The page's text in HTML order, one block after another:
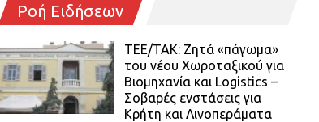
Ροή Ειδήσεων
ΤΕΕ/ΤΑΚ: Ζητά «πάγωμα»
του νέου Χωροταξικού για
Βιομηχανία και Logistics –
Σοβαρές ενστάσεις για
Κρήτη και Λινοπεράματα